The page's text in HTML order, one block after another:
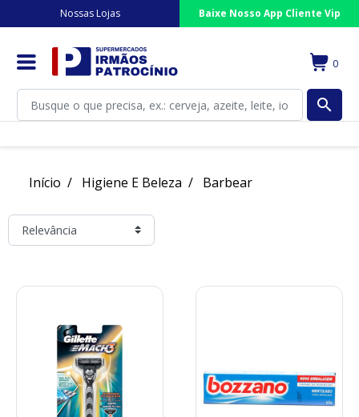
Nossas Lojas Baixe Nosso App Cliente Vip
0
search
Início Higiene E Beleza Barbear